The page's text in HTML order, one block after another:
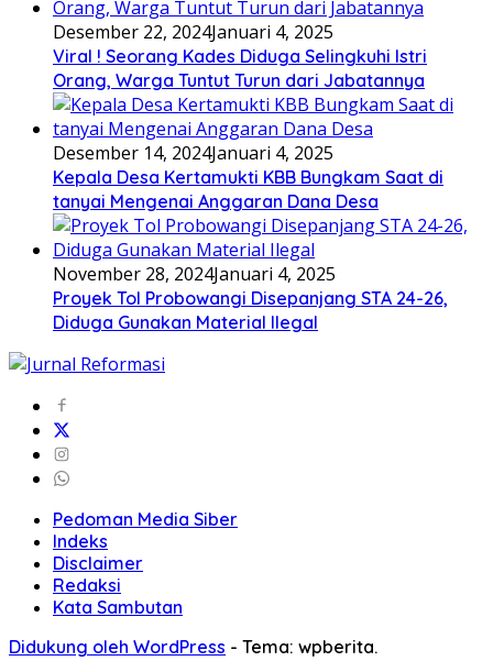
Desember 22, 2024Januari 4, 2025
Viral ! Seorang Kades Diduga Selingkuhi Istri
Orang, Warga Tuntut Turun dari Jabatannya
Desember 14, 2024Januari 4, 2025
Kepala Desa Kertamukti KBB Bungkam Saat di
tanyai Mengenai Anggaran Dana Desa
November 28, 2024Januari 4, 2025
Proyek Tol Probowangi Disepanjang STA 24-26,
Diduga Gunakan Material Ilegal
Pedoman Media Siber
Indeks
Disclaimer
Redaksi
Kata Sambutan
Didukung oleh WordPress - Tema: wpberita.